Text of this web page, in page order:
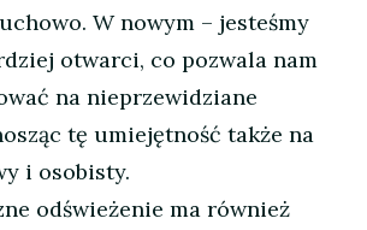
W nowym – jesteśmy
otwarci, co pozwala nam
na nieprzewidziane
tę umiejętność także na
i osobisty.
odświeżenie ma również